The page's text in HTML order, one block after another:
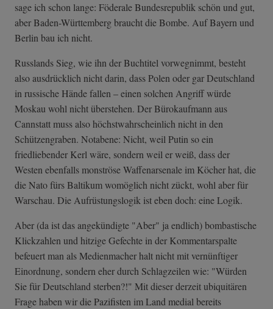
sage ich schon lange: Föderale Bundesrepublik schön und gut,
aber Baden-Württemberg braucht die Bombe. Auf Bayern und
Berlin bau ich nicht.
Russlands Sieg, wie ihn der Buchtitel vorwegnimmt, besteht
also ausdrücklich nicht darin, dass Polen oder gar Deutschland
in russische Hände fallen – einen solchen Angriff würde
Moskau wohl nicht überstehen. Der Bürokaufmann aus
Cannstatt muss also höchstwahrscheinlich nicht in den
Schützengraben. Notabene: Nicht, weil Putin so ein
friedliebender Kerl wäre, sondern weil er weiß, dass der
Westen ebenfalls monströse Waffenarsenale im Köcher hat, die
die Nato fürs Baltikum womöglich nicht zückt, wohl aber für
Warschau. Die Aufrüstungslogik ist eben doch: eine Logik.
Aber (da ist das angekündigte "Aber" ja endlich) bombastische
Klickzahlen und hitzige Gefechte in der Kommentarspalte
befeuert man als Medienmacher halt nicht mit vernünftiger
Einordnung, sondern eher durch Schlagzeilen wie: "Würden
Sie für Deutschland sterben?!" Mit dieser derzeit ubiquitären
Frage haben wir die Pazifisten im Land medial bereits